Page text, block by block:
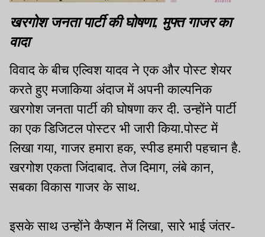
खरगोश जनता पार्टी की घोषणा, मुफ्त गाजर का
वादा
विवाद के बीच एल्विश यादव ने एक और पोस्ट शेयर
करते हुए मजाकिया अंदाज में अपनी काल्पनिक
खरगोश जनता पार्टी की घोषणा कर दी. उन्होंने पार्टी
का एक डिजिटल पोस्टर भी जारी किया.पोस्ट में
लिखा गया, गाजर हमारा हक, स्पीड हमारी पहचान है.
खरगोश एकता जिंदाबाद. तेज दिमाग, लंबे कान,
सबका विकास गाजर के साथ.
इसके साथ उन्होंने कैप्शन में लिखा, सारे भाई जंतर-